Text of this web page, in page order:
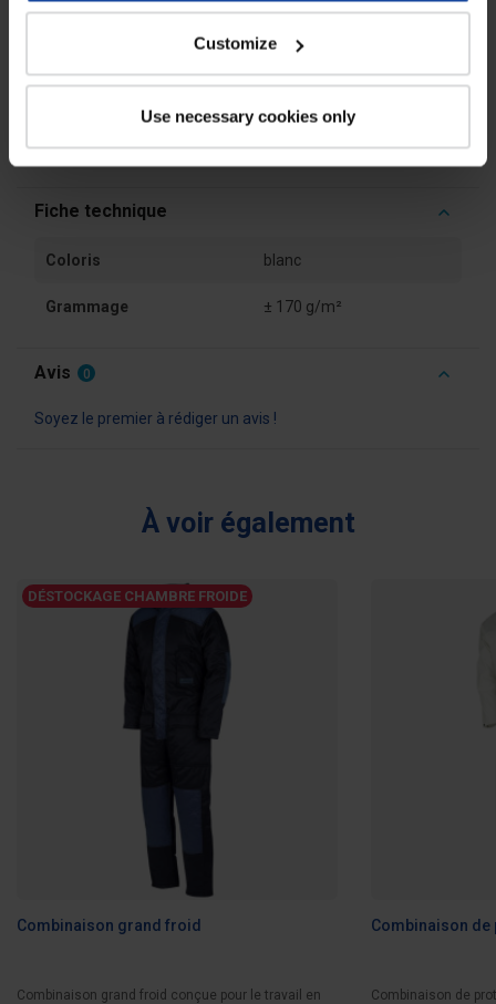
Customize
Use necessary cookies only
imposées dans l'industrie agro-alimentaire. Chlorage interdit.
Cette cotte à bretelles ne doit pas être séchées en sèche-linge et
cette cotte à bretelles avec laveste de pluieconfectionnée dans
la même matière (vendue séparément).
Fiche technique
Coloris blanc
Grammage ± 170 g/m²
Avis 0
Soyez le premier à rédiger un avis !
À voir également
DÉSTOCKAGE CHAMBRE FROIDE
Combinaison grand froid
Combinaison grand froid conçue pour le travail en
Combinaison
Combinaison de